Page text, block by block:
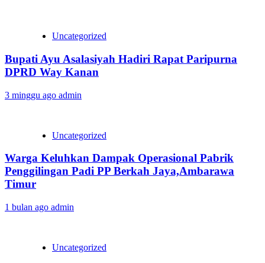
Uncategorized
Bupati Ayu Asalasiyah Hadiri Rapat Paripurna
DPRD Way Kanan
3 minggu ago admin
Uncategorized
Warga Keluhkan Dampak Operasional Pabrik
Penggilingan Padi PP Berkah Jaya,‎Ambarawa
Timur
1 bulan ago admin
Uncategorized